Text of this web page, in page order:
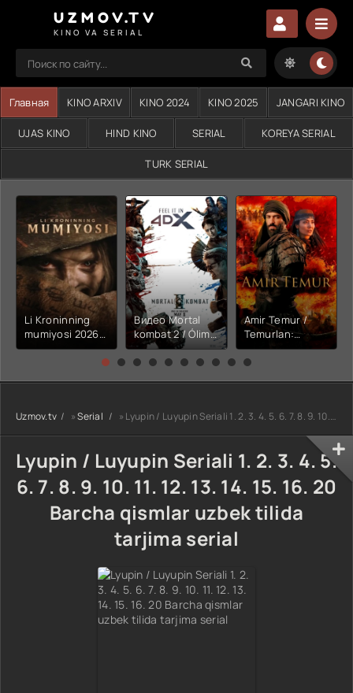
UZMOV.TV
KINO VA SERIAL
Главная KINO ARXIV KINO 2024 KINO 2025 JANGARI KINO
UJAS KINO HIND KINO SERIAL KOREYA SERIAL
TURK SERIAL
Li Kroninning
mumiyosi 2026
(uzbek tilida
kino) tarjima HD
Видео Mortal
kombat 2 / Ólim
jangi 2 (2026)
Uzbek tilida
Amir Temur /
Temurlan:
Fathchining
yuksalishi
tarjima kino Full
HD tas-ix
Uzmov.tv »Serial » Lyupin / Luyupin Seriali 1. 2. 3. 4. 5. 6. 7. 8. 9. 10. 11. 12. 13. 14. 15. 16. 20 Barcha qismlar uzbek tilida tarjima serial
Lyupin / Luyupin Seriali 1. 2. 3. 4. 5.
6. 7. 8. 9. 10. 11. 12. 13. 14. 15. 16. 20
Barcha qismlar uzbek tilida
tarjima serial